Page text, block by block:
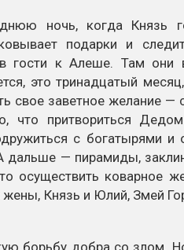
ночь, когда Князь
подарки и
гости к Алеше. Там они
это тринадцатый
свое заветное желание
что притвориться
с богатырями и
дальше — пирамиды,
осуществить коварное
жены, Князь и Юлий, Змей